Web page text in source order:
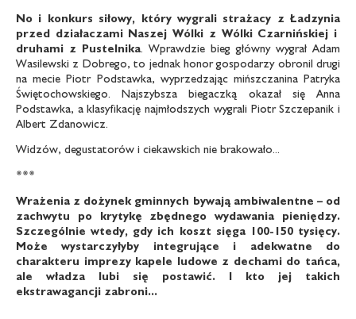
No i konkurs siłowy, który wygrali strażacy z Ładzynia
przed działaczami Naszej Wólki z Wólki Czarnińskiej i
druhami z Pustelnika. Wprawdzie bieg główny wygrał Adam
Wasilewski z Dobrego, to jednak honor gospodarzy obronil drugi
na mecie Piotr Podstawka, wyprzedzając mińszczanina Patryka
Świętochowskiego. Najszybsza biegaczką okazał się Anna
Podstawka, a klasyfikację najmłodszych wygrali Piotr Szczepanik i
Albert Zdanowicz.
Widzów, degustatorów i ciekawskich nie brakowało...
***
Wrażenia z dożynek gminnych bywają ambiwalentne – od
zachwytu po krytykę zbędnego wydawania pieniędzy.
Szczególnie wtedy, gdy ich koszt sięga 100-150 tysięcy.
Może wystarczyłyby integrujące i adekwatne do
charakteru imprezy kapele ludowe z dechami do tańca,
ale władza lubi się postawić. I kto jej takich
ekstrawagancji zabroni...